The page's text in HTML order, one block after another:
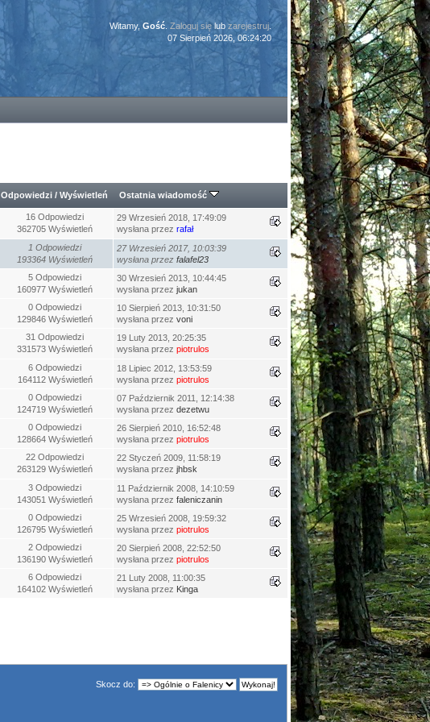
Witamy, Gość Zaloguj sięlub zarejestruj
07 Sierpień 2026, 06:24:20
Odpowiedzi / Wyświetleń Ostatnia wiadomość
16 Odpowiedzi
362705 Wyświetleń
29 Wrzesień 2018, 17:49:09
wysłana przez rafał
1 Odpowiedzi
193364 Wyświetleń
27 Wrzesień 2017, 10:03:39
wysłana przez falafel23
5 Odpowiedzi
160977 Wyświetleń
30 Wrzesień 2013, 10:44:45
wysłana przez jukan
0 Odpowiedzi
129846 Wyświetleń
10 Sierpień 2013, 10:31:50
wysłana przez voni
31 Odpowiedzi
331573 Wyświetleń
19 Luty 2013, 20:25:35
wysłana przez piotrulos
6 Odpowiedzi
164112 Wyświetleń
18 Lipiec 2012, 13:53:59
wysłana przez piotrulos
0 Odpowiedzi
124719 Wyświetleń
07 Październik 2011, 12:14:38
wysłana przez dezetwu
0 Odpowiedzi
128664 Wyświetleń
26 Sierpień 2010, 16:52:48
wysłana przez piotrulos
22 Odpowiedzi
263129 Wyświetleń
22 Styczeń 2009, 11:58:19
wysłana przez jhbsk
3 Odpowiedzi
143051 Wyświetleń
11 Październik 2008, 14:10:59
wysłana przez faleniczanin
0 Odpowiedzi
126795 Wyświetleń
25 Wrzesień 2008, 19:59:32
wysłana przez piotrulos
2 Odpowiedzi
136190 Wyświetleń
20 Sierpień 2008, 22:52:50
wysłana przez piotrulos
6 Odpowiedzi
164102 Wyświetleń
21 Luty 2008, 11:00:35
wysłana przez Kinga
Skocz do: